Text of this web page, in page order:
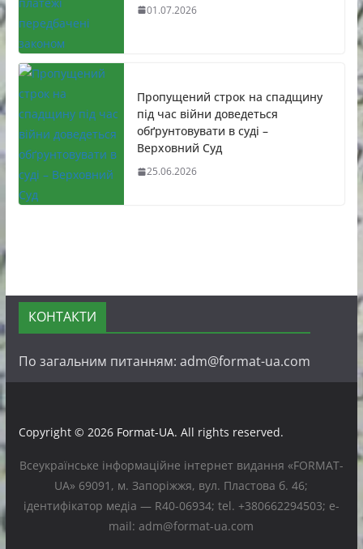
01.07.2026
Пропущений строк на спадщину
під час війни доведеться
обґрунтовувати в суді –
Верховний Суд
25.06.2026
КОНТАКТИ
По загальним питанням: adm@format-ua.com
Copyright © 2026 Format-UA. All rights reserved.
Всеукраїнське інформаційне інтернет видання «FORMAT-
UA» 69091, м. Запоріжжя, вул. Пластова б. 46;
ідентифікатор медіа — R40-06934; tel. +380662294503; e-
mail: adm@format-ua.com